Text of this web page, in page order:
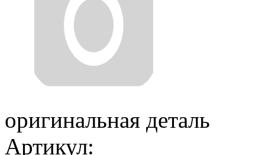
оригинальная деталь
Артикул: